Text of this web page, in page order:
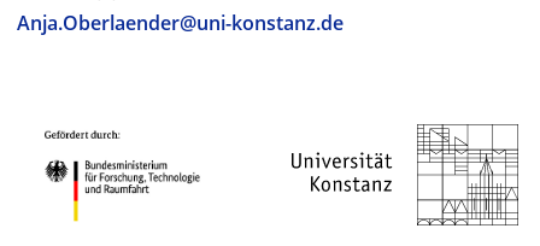
Anja.Oberlaender@uni-konstanz.de